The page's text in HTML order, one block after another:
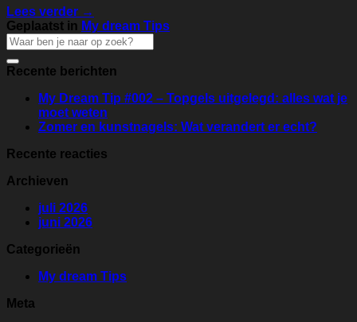
Lees verder →
Geplaatst in My dream Tips
Recente berichten
My Dream Tip #002 – Topgels uitgelegd: alles wat je
moet weten
Zomer en kunstnagels: Wat verandert er echt?
Recente reacties
Archieven
juli 2026
juni 2026
Categorieën
My dream Tips
Meta